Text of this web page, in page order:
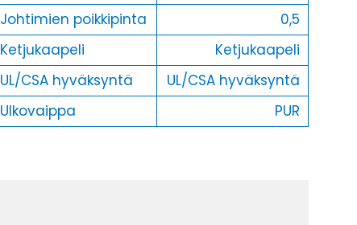
Johtimien poikkipinta
0,5
Ketjukaapeli
Ketjukaapeli
UL/CSA hyväksyntä
UL/CSA hyväksyntä
Ulkovaippa
PUR